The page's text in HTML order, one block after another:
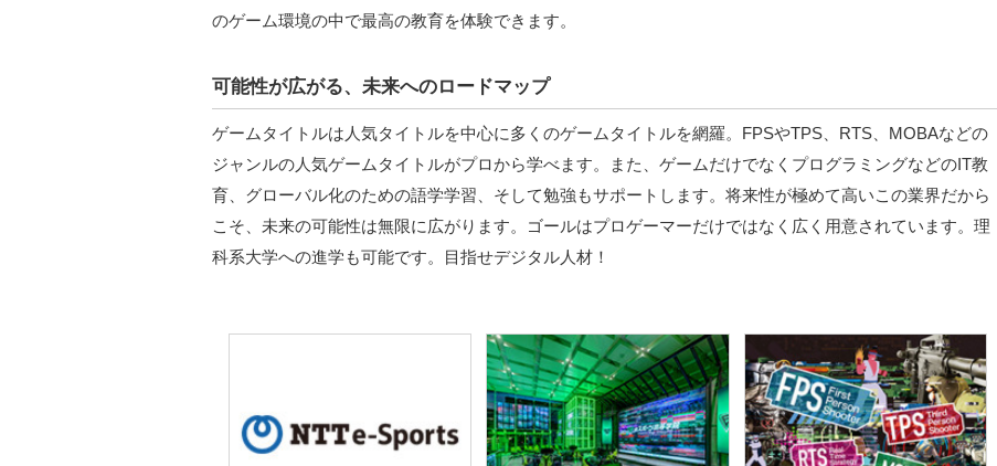
のゲーム環境の中で最高の教育を体験できます。
可能性が広がる、未来へのロードマップ
ゲームタイトルは人気タイトルを中心に多くのゲームタイトルを網羅。FPSやTPS、RTS、MOBAなどの
ジャンルの人気ゲームタイトルがプロから学べます。また、ゲームだけでなくプログラミングなどのIT教
育、グローバル化のための語学学習、そして勉強もサポートします。将来性が極めて高いこの業界だから
こそ、未来の可能性は無限に広がります。ゴールはプロゲーマーだけではなく広く用意されています。理
科系大学への進学も可能です。目指せデジタル人材！